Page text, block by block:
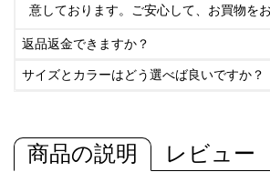
意しております。ご安心して、お買物を
返品返金できますか？
サイズとカラーはどう選べば良いですか？
商品の説明 レビュー